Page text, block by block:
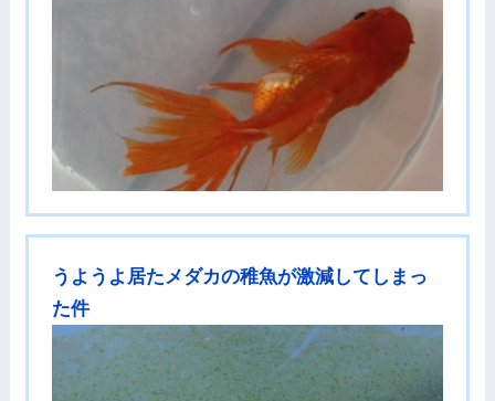
うようよ居たメダカの稚魚が激減してしまっ
た件